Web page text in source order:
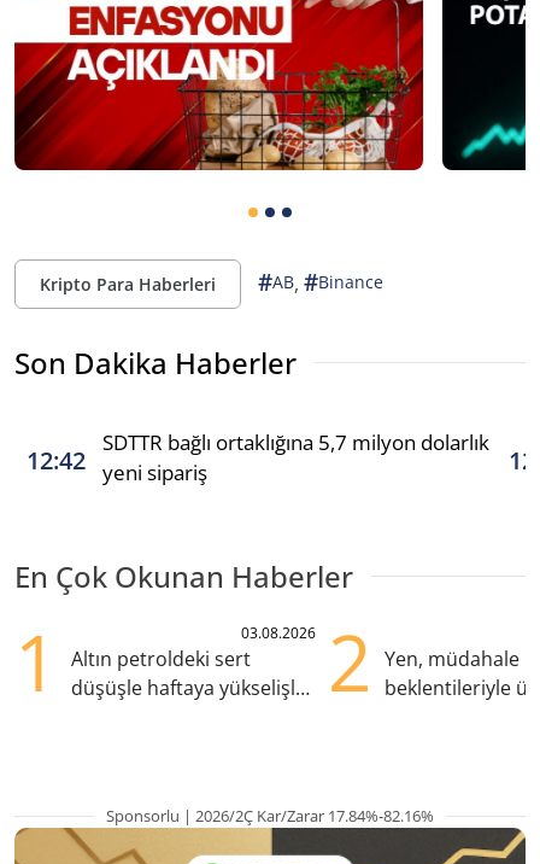
Kripto Para Haberleri #AB, #Binance
Son Dakika Haberler
12:42
SDTTR bağlı ortaklığına 5,7 milyon dolarlık
yeni sipariş
En Çok Okunan Haberler
1 03.08.2026
Altın petroldeki sert
düşüşle haftaya yükselişle
2
Yen, müdahale
beklentileriyle üç
Sponsorlu | 2026/2Ç Kar/Zarar 17.84%-82.16%